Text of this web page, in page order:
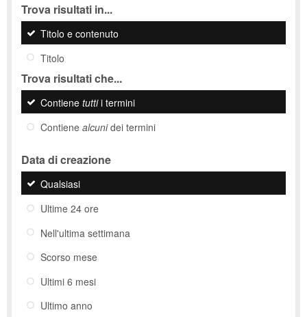
Trova risultati in...
Titolo e contenuto
Titolo
Trova risultati che...
Contiene tuttii termini
Contiene alcunidei termini
Data di creazione
Qualsiasi
Ultime 24 ore
Nell'ultima settimana
Scorso mese
Ultimi 6 mesi
Ultimo anno